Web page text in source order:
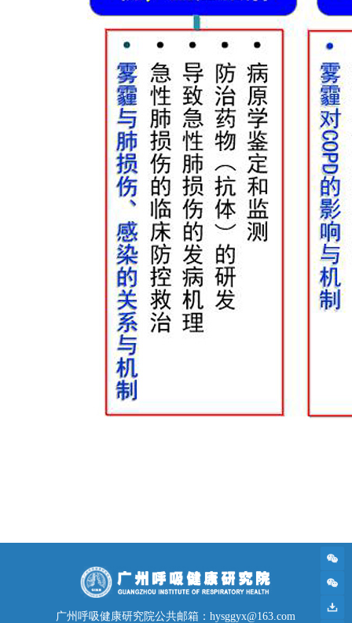
广州呼吸健康研究院公共邮箱：hysggyx@163.com